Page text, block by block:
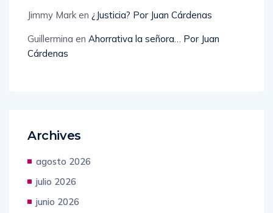
Jimmy Mark en ¿Justicia? Por Juan Cárdenas
Guillermina en Ahorrativa la señora… Por Juan
Cárdenas
Archives
agosto 2026
julio 2026
junio 2026